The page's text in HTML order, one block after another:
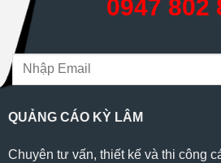
0947 802
QUẢNG CÁO KỲ LÂM
Chuyên tư vấn, thiết kế và thi công